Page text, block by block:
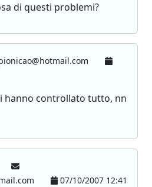
di questi problemi?
hanno controllato tutto, nn
07/10/2007 12:41